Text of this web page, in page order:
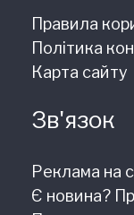
Правила
Політика
Карта сайту
Зв'язок
Реклама на
Є новина?